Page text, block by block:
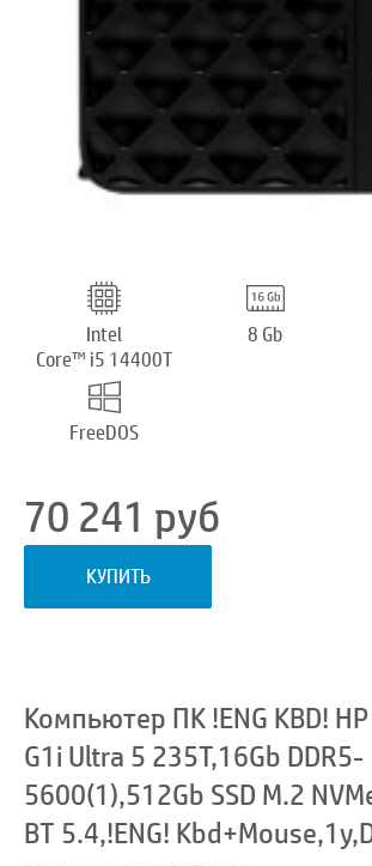
Intel
Core™ i5 14400T
8 Gb
FreeDOS
70 241 руб
КУПИТЬ
Компьютер ПК !ENG KBD!
G1i Ultra 5 235T,16Gb DDR5-
5600(1),512Gb SSD M.2
BT 5.4,!ENG!